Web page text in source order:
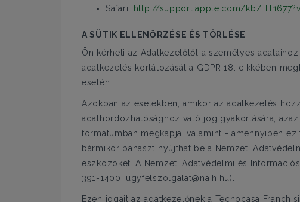
Safari: http://support.apple.com/kb/
A SÜTIK ELLENŐRZÉSE ÉS TÖRLÉSE
Ön kérheti az Adatkezelőtől a személyes
adatkezelés korlátozását a GDPR 18. cikkében
esetén.
Azokban az esetekben, amikor az adatkezelés
adathordozhatósághoz való jog gyakorlására,
formátumban megkapja, valamint - amennyiben
bármikor panaszt nyújthat be a Nemzeti
eszközöket. A Nemzeti Adatvédelmi és
391-1400, ugyfelszolgalat@naih.hu).
Ezen jogait az adatkezelőnek a Tecnocasa